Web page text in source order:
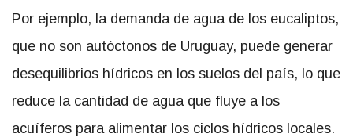
Por ejemplo, la demanda de agua de los eucaliptos,
que no son autóctonos de Uruguay, puede generar
desequilibrios hídricos en los suelos del país, lo que
reduce la cantidad de agua que fluye a los
acuíferos para alimentar los ciclos hídricos locales.